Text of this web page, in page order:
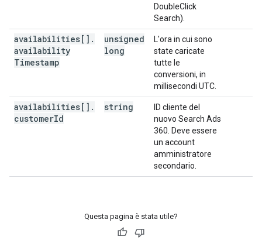
DoubleClick
Search).
availabilities[] .
availability
Timestamp
unsigned
long
L'ora in cui sono
state caricate
tutte le
conversioni, in
millisecondi UTC.
availabilities[] .
customerId
string
ID cliente del
nuovo Search Ads
360. Deve essere
un account
amministratore
secondario.
Questa pagina è stata utile?